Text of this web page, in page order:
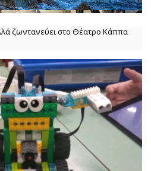
ζωντανεύει στο Θέατρο Κάππα